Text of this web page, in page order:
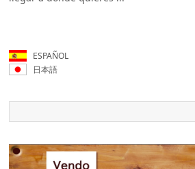
ESPAÑOL
日本語